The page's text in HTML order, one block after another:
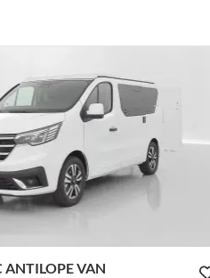
ANTILOPE VAN